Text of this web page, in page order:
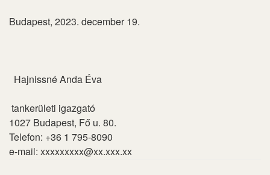
Budapest, 2023. december 19.
Hajnissné Anda Éva
tankerületi igazgató
1027 Budapest, Fő u. 80.
Telefon: +36 1 795-8090
e-mail: xxxxxxxxx@xx.xxx.xx